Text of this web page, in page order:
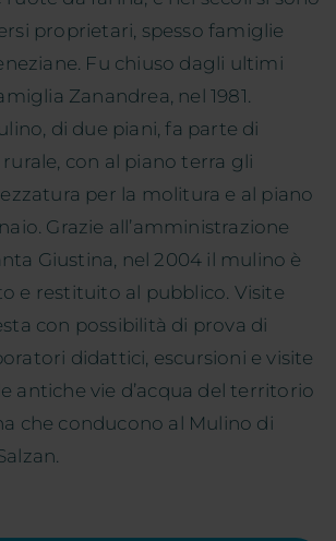
proprietari, spesso famiglie
Fu chiuso dagli ultimi
Zanandrea, nel 1981.
di due piani, fa parte di
con al piano terra gli
per la molitura e al piano
Grazie all’amministrazione
Giustina, nel 2004 il mulino è
e restituito al pubblico. Visite
con possibilità di prova di
didattici, escursioni e visite
antiche vie d’acqua del territorio
che conducono al Mulino di